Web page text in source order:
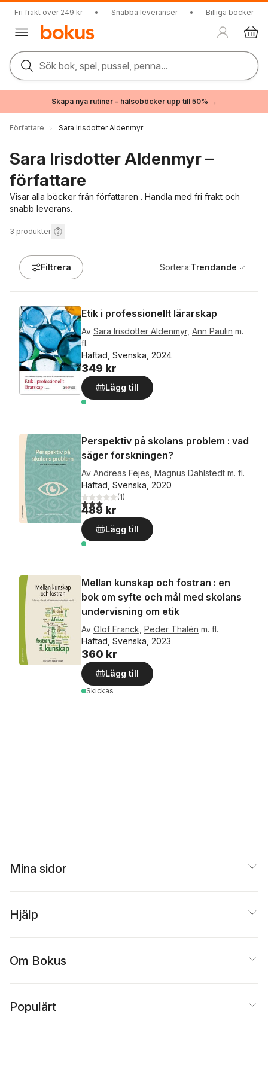
Fri frakt över 249 kr • Snabba leveranser • Billiga böcker
Sök bok, spel, pussel, penna...
Skapa nya rutiner – hälsoböcker upp till 50% →
Författare Sara Irisdotter Aldenmyr
Sara Irisdotter Aldenmyr –
författare
Visar alla böcker från författaren . Handla med fri frakt och
snabb leverans.
3 produkter
Filtrera Sortera:Trendande
Etik i professionellt lärarskap
Av Sara Irisdotter Aldenmyr, Ann Paulin m.
fl.
Häftad, Svenska, 2024
349 kr
Lägg till
Perspektiv på skolans problem : vad
säger forskningen?
Av Andreas Fejes Magnus Dahlstedt m. fl.
Häftad, Svenska, 2020
3,0utav 5 stjärnor. Totalt antal röster:
(1)
489 kr
Lägg till
Mellan kunskap och fostran : en
bok om syfte och mål med skolans
undervisning om etik
Av Olof Franck Peder Thalén m. fl.
Häftad, Svenska, 2023
360 kr
Lägg till
Skickas
Mina sidor
Hjälp
Om Bokus
Populärt